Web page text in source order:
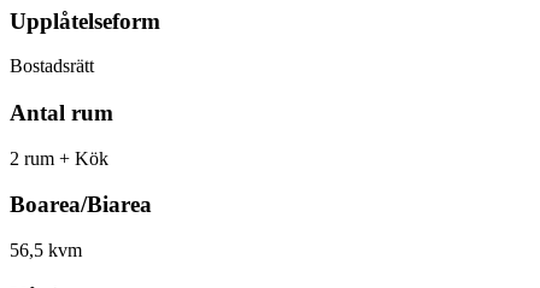
Upplåtelseform
Bostadsrätt
Antal rum
2 rum + Kök
Boarea/Biarea
56,5 kvm